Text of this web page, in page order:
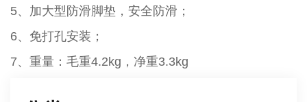
5、加大型防滑脚垫，安全防滑；
6、免打孔安装；
7、重量：毛重4.2kg，净重3.3kg